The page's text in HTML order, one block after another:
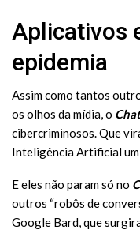
Aplicativos
epidemia
Assim como tantos
os olhos da mídia, o
cibercriminosos. Que
Inteligência Artificial
E eles não param só no
outros “robôs de
Google Bard, que